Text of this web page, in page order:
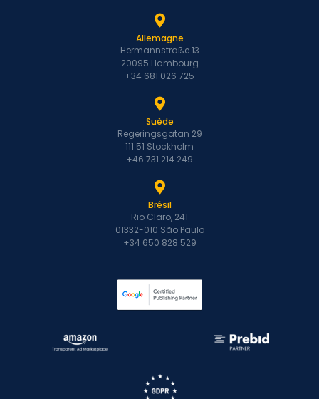
Allemagne
Hermannstraße 13
20095 Hambourg
+34 681 026 725
Suède
Regeringsgatan 29
111 51 Stockholm
+46 731 214 249
Brésil
Rio Claro, 241
01332-010 São Paulo
+34 650 828 529